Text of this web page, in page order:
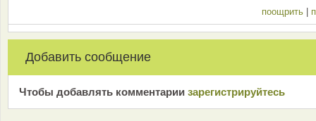
поощрить
Добавить сообщение
Чтобы добавлять комментарии зарeгиcтрирyйтeсь